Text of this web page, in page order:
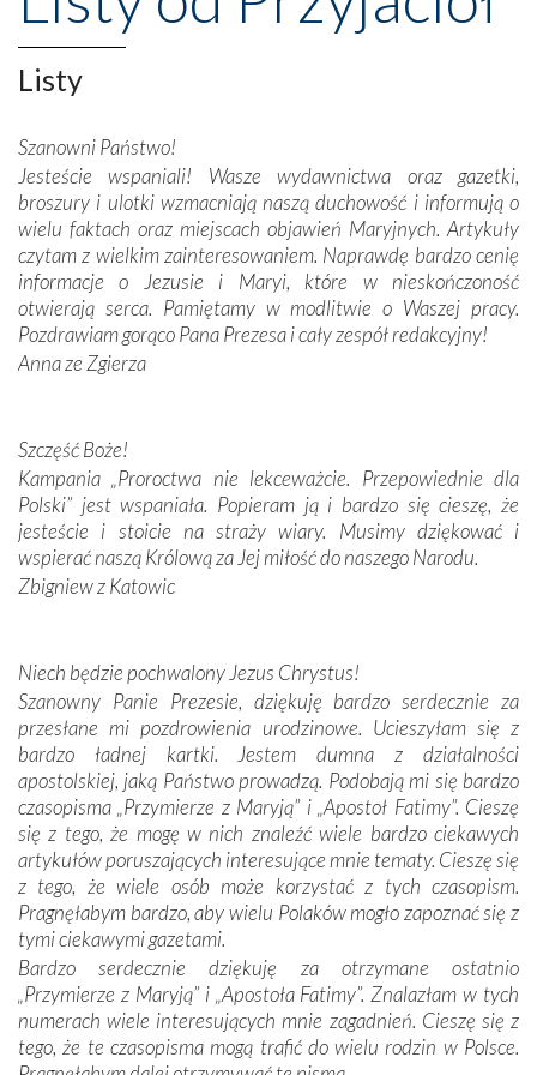
Opatrznościową pomoc w wygranej bitwie o
niepodległość kraju. Zachwyt budziła potężna, a zarazem
misterna architektura tych monumentalnych dzieł,
wspaniałe zdobienia, dbałość ich twórców o detale,
budowniczych.
Podążyliśmy też śladami fatimskich wizjonerów – Łucji
dos Santos oraz świętych Hiacynty i Franciszka Marto.
Modliliśmy się przy ich grobach. Odprawiliśmy Drogę
Krzyżową w ich rodzinnych stronach, odwiedziliśmy
domy, w których żyli.
W miejscu objawień Matki Bożej zapaliliśmy świece
Podczas tej kilkudniowej wyprawy na każdym kroku
spotykaliśmy się z serdeczną otwartością
Portugalczyków. Podziwialiśmy ich ludową sztukę i
zwyczaje. Mimo że nasze kraje są od siebie bardzo
oddalone, w żaden sposób nie czuliśmy się obco.
Sprawiła to oczywiście sama Matka Boża, ale też
kulturowa bliskość biorąca swój początek w naszej
mieliśmy okazję przekonać się, że Maryja swoją opieką
otacza nie tylko nasz naród, lecz wszystkie nacje, które
się Jej ufnie oddają, a także każdą osobę, która zawierza
Jej siebie oraz swych bliskich.
Dzieje Portugalii to również historia wierności Bogu i
odstępstw, także w życiu władców. Trudne momenty w
wymiarze tak osobistym, jak i zbiorowym, przypominają o
konieczności ciągłego zabiegania o własną duszę i o łaskę
Opatrzności. Wierność przynosi pomyślność –
przynajmniej w życiu duchowym. Odstępstwo owocuje
nieszczęściem i śmiercią. Te uniwersalne prawdy
przychodziły na myśl, gdy słuchaliśmy opowieści
przewodników o portugalskich monarchach i wodzach,
zwycięskich bitwach i nieszczęśliwych losach grzesznych
Listy
Szanowni Państwo!
Jesteście wspaniali! Wasze wydawnictwa oraz gazetki,
broszury i ulotki wzmacniają naszą duchowość i informują o
wielu faktach oraz miejscach objawień Maryjnych. Artykuły
czytam z wielkim zainteresowaniem. Naprawdę bardzo cenię
informacje o Jezusie i Maryi, które w nieskończoność
otwierają serca. Pamiętamy w modlitwie o Waszej pracy.
Pozdrawiam gorąco Pana Prezesa i cały zespół redakcyjny!
Anna ze Zgierza
Szczęść Boże!
Kampania „Proroctwa nie lekceważcie. Przepowiednie dla
Polski” jest wspaniała. Popieram ją i bardzo się cieszę, że
jesteście i stoicie na straży wiary. Musimy dziękować i
wspierać naszą Królową za Jej miłość do naszego Narodu.
Zbigniew z Katowic
Niech będzie pochwalony Jezus Chrystus!
Szanowny Panie Prezesie, dziękuję bardzo serdecznie za
przesłane mi pozdrowienia urodzinowe. Ucieszyłam się z
bardzo ładnej kartki. Jestem dumna z działalności
apostolskiej, jaką Państwo prowadzą. Podobają mi się bardzo
czasopisma „Przymierze z Maryją” i „Apostoł Fatimy”. Cieszę
się z tego, że mogę w nich znaleźć wiele bardzo ciekawych
artykułów poruszających interesujące mnie tematy. Cieszę się
z tego, że wiele osób może korzystać z tych czasopism.
Pragnęłabym bardzo, aby wielu Polaków mogło zapoznać się z
tymi ciekawymi gazetami.
Bardzo serdecznie dziękuję za otrzymane ostatnio
„Przymierze z Maryją” i „Apostoła Fatimy”. Znalazłam w tych
numerach wiele interesujących mnie zagadnień. Cieszę się z
tego, że te czasopisma mogą trafić do wielu rodzin w Polsce.